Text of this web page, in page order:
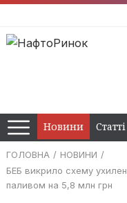
Новини Статті
ГОЛОВНА
НОВИНИ
БЕБ викрило схему
паливом на 5,8 млн грн